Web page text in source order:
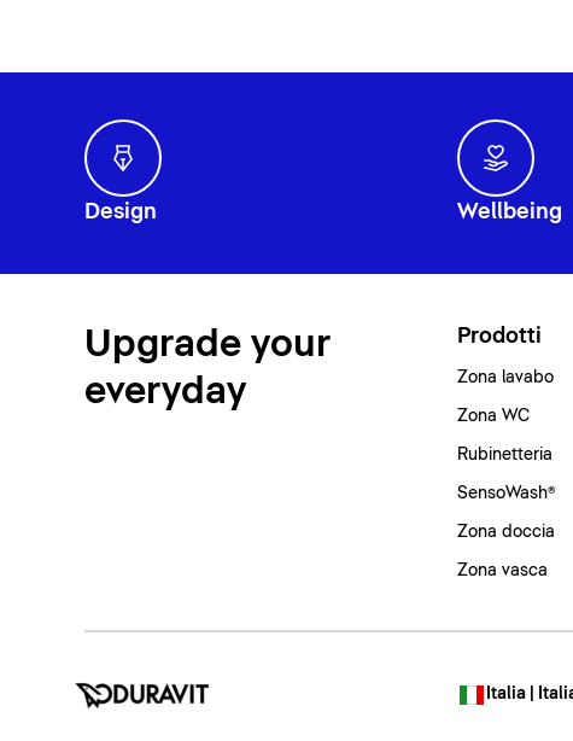
Design Wellbeing
Upgrade your
everyday
Prodotti
Zona lavabo
Zona WC
Rubinetteria
SensoWash®
Zona doccia
Zona vasca
Italia |